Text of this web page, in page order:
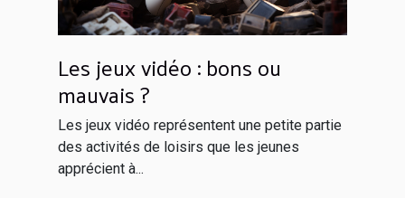
Les jeux vidéo : bons ou
mauvais ?
Les jeux vidéo représentent une petite partie
des activités de loisirs que les jeunes
apprécient à...